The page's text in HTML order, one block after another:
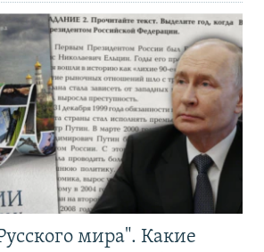
мира". Какие